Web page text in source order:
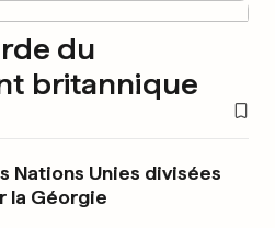
du
britannique
Nations Unies divisées
la Géorgie